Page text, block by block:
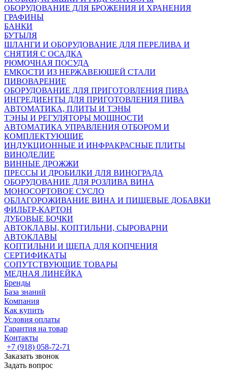
ОБОРУДОВАНИЕ ДЛЯ БРОЖЕНИЯ И ХРАНЕНИЯ
ГРАФИНЫ
БАНКИ
БУТЫЛЯ
ШЛАНГИ И ОБОРУДОВАНИЕ ДЛЯ ПЕРЕЛИВА И
СНЯТИЯ С ОСАДКА
РЮМОЧНАЯ ПОСУДА
ЕМКОСТИ ИЗ НЕРЖАВЕЮЩЕЙ СТАЛИ
ПИВОВАРЕНИЕ
ОБОРУДОВАНИЕ ДЛЯ ПРИГОТОВЛЕНИЯ ПИВА
ИНГPЕДИЕНТЫ ДЛЯ ПРИГОТОВЛЕНИЯ ПИВА
АВТОМАТИКА, ПЛИТЫ И ТЭНЫ
ТЭНЫ И РЕГУЛЯТОРЫ МОЩНОСТИ
АВТОМАТИКА УПРАВЛЕНИЯ ОТБОРОМ И
КОМПЛЕКТУЮЩИЕ
ИНДУКЦИОННЫЕ И ИНФРАКРАСНЫЕ ПЛИТЫ
ВИНОДЕЛИЕ
ВИННЫЕ ДРОЖЖИ
ПРЕССЫ И ДРОБИЛКИ ДЛЯ ВИНОГРАДА
ОБОРУДОВАНИЕ ДЛЯ РОЗЛИВА ВИНА
МОНОСОРТОВОЕ СУСЛО
ОБЛАГОРОЖИВАНИЕ ВИНА И ПИЩЕВЫЕ ДОБАВКИ
ФИЛЬТР-КАРТОН
ДУБОВЫЕ БОЧКИ
АВТОКЛАВЫ, КОПТИЛЬНИ, СЫРОВАРНИ
АВТОКЛАВЫ
КОПТИЛЬНИ И ЩЕПА ДЛЯ КОПЧЕНИЯ
СЕРТИФИКАТЫ
СОПУТСТВУЮЩИЕ ТОВАРЫ
МЕДНАЯ ЛИНЕЙКА
Бренды
База знаний
Компания
Как купить
Условия оплаты
Гарантия на товар
Контакты
+7 (918) 058-72-71
Заказать звонок
Задать вопрос